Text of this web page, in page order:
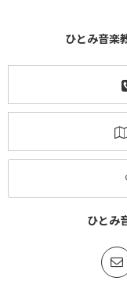
ひとみ音楽
ひとみ